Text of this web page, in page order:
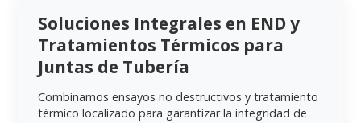
Soluciones Integrales en END y
Tratamientos Térmicos para
Juntas de Tubería
Combinamos ensayos no destructivos y tratamiento
térmico localizado para garantizar la integridad de